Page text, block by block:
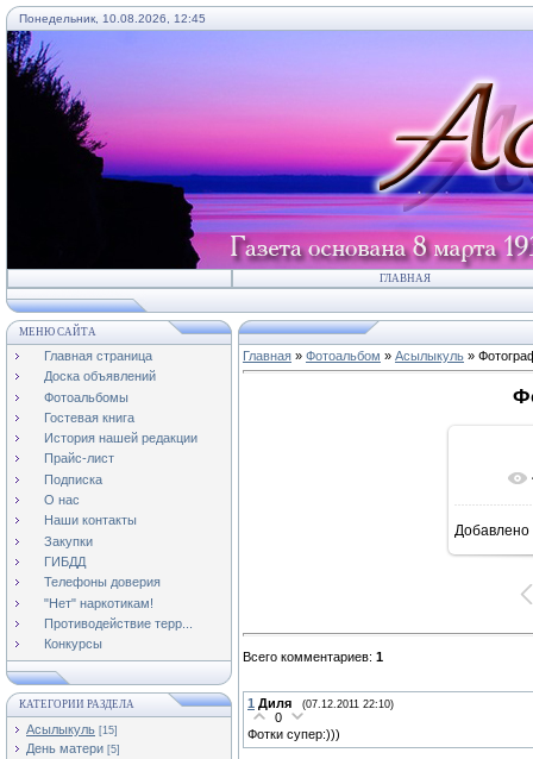
Понедельник, 10.08.2026, 12:45
ГЛАВНАЯ
МЕНЮ САЙТА
Главная страница
Доска объявлений
Фотоальбомы
Гостевая книга
История нашей редакции
Прайс-лист
Подписка
О нас
Наши контакты
Закупки
ГИБДД
Телефоны доверия
"Нет" наркотикам!
Противодействие терр...
Конкурсы
КАТЕГОРИИ РАЗДЕЛА
Асылыкуль [15]
День матери [5]
Главная » Фотоальбом » Асылыкуль »
Добавлено
Всего комментариев: 1
1 Диля (07.12.2011 22:10)
0
Фотки супер:)))